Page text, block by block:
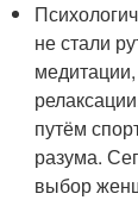
не стали
путём
разума.
выбор